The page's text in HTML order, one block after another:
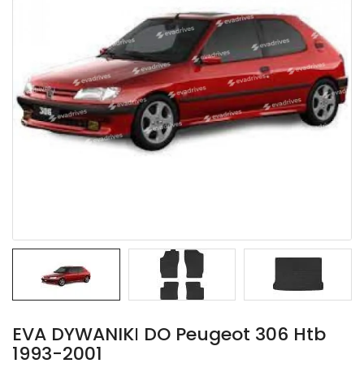
EVA DYWANIKІ DO Peugeot 306 Htb
1993-2001